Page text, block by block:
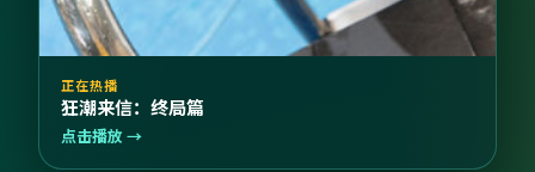
正在热播
狂潮来信：终局篇
点击播放 →